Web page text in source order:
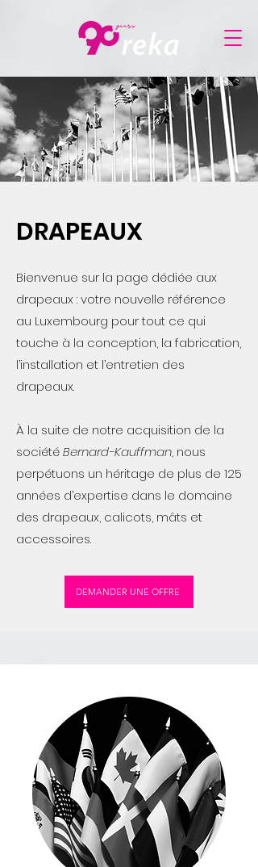
DRAPEAUX
Bienvenue sur la page dédiée aux
drapeaux : votre nouvelle référence
au Luxembourg pour tout ce qui
touche à la conception, la fabrication,
l’installation et l’entretien des
drapeaux.
À la suite de notre acquisition de la
sociétéBernard-Kauffman, nous
perpétuons un héritage de plus de 125
années d’expertise dans le domaine
des drapeaux, calicots, mâts et
accessoires.
DEMANDER UNE OFFRE